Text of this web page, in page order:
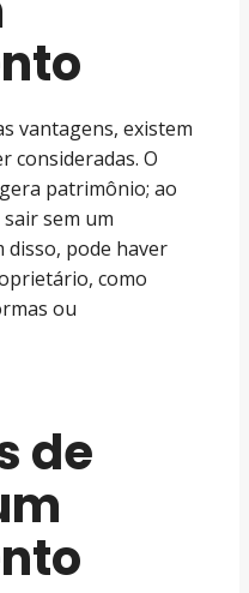
vantagens, existem
consideradas. O
patrimônio; ao
sem um
disso, pode haver
como
ou
de